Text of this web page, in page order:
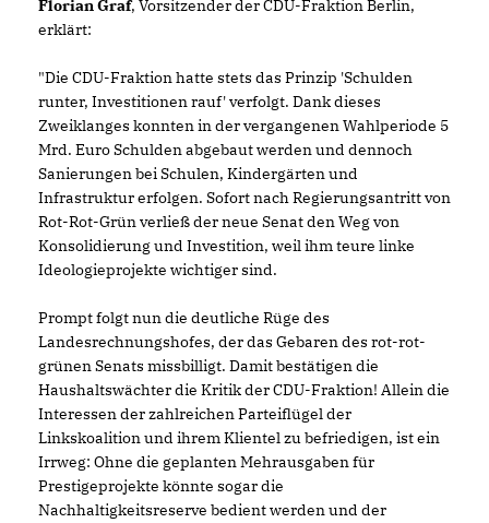
Florian Graf, Vorsitzender der CDU-Fraktion Berlin,
erklärt:
"Die CDU-Fraktion hatte stets das Prinzip 'Schulden
runter, Investitionen rauf' verfolgt. Dank dieses
Zweiklanges konnten in der vergangenen Wahlperiode 5
Mrd. Euro Schulden abgebaut werden und dennoch
Sanierungen bei Schulen, Kindergärten und
Infrastruktur erfolgen. Sofort nach Regierungsantritt von
Rot-Rot-Grün verließ der neue Senat den Weg von
Konsolidierung und Investition, weil ihm teure linke
Ideologieprojekte wichtiger sind.
Prompt folgt nun die deutliche Rüge des
Landesrechnungshofes, der das Gebaren des rot-rot-
grünen Senats missbilligt. Damit bestätigen die
Haushaltswächter die Kritik der CDU-Fraktion! Allein die
Interessen der zahlreichen Parteiflügel der
Linkskoalition und ihrem Klientel zu befriedigen, ist ein
Irrweg: Ohne die geplanten Mehrausgaben für
Prestigeprojekte könnte sogar die
Nachhaltigkeitsreserve bedient werden und der